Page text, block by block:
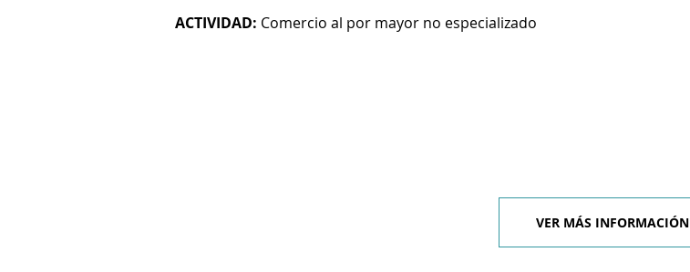
ACTIVIDAD: Comercio al por mayor no especializado
VER MÁS INFORMACIÓN